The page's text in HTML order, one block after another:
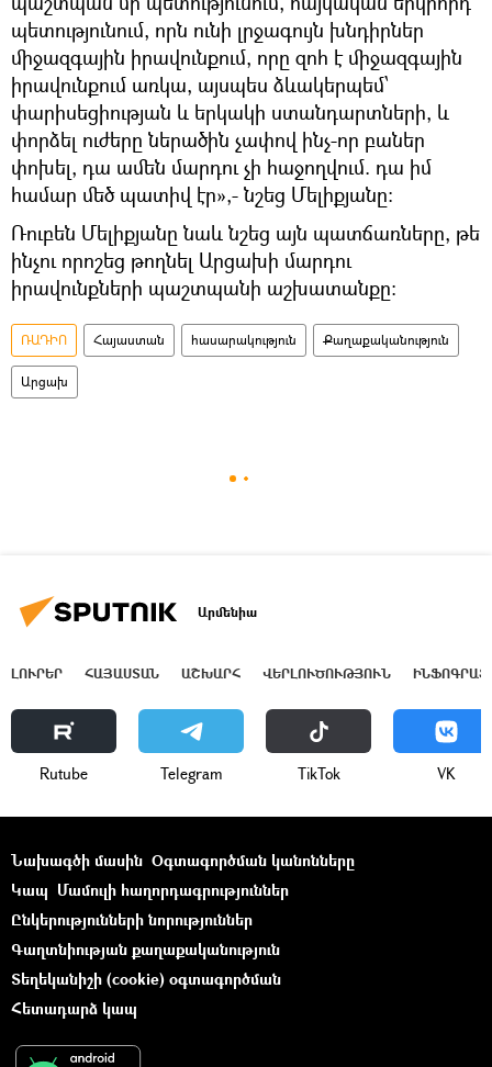
պետությունում, որն ունի լրջագույն խնդիրներ
միջազգային իրավունքում, որը զոհ է միջազգային
իրավունքում առկա, այսպես ձևակերպեմ՝
փարիսեցիության և երկակի ստանդարտների, և
փորձել ուժերը ներածին չափով ինչ-որ բաներ
փոխել, դա ամեն մարդու չի հաջողվում. դա իմ
համար մեծ պատիվ էր»,- նշեց Մելիքյանը:
Ռուբեն Մելիքյանը նաև նշեց այն պատճառները, թե
ինչու որոշեց թողնել Արցախի մարդու
իրավունքների պաշտպանի աշխատանքը:
ՌԱԴԻՈ Հայաստան հասարակություն Քաղաքականություն
Արցախ
Արմենիա
ԼՈՒՐԵՐ ՀԱՅԱՍՏԱՆ ԱՇԽԱՐՀ ՎԵՐԼՈՒԾՈՒԹՅՈՒՆ
Rutube Telegram ТikТоk VK
Նախագծի մասին Օգտագործման կանոնները
Կապ Մամուլի հաղորդագրություններ
Ընկերությունների նորություններ
Գաղտնիության քաղաքականություն
Տեղեկանիշի (cookie) օգտագործման
Հետադարձ կապ